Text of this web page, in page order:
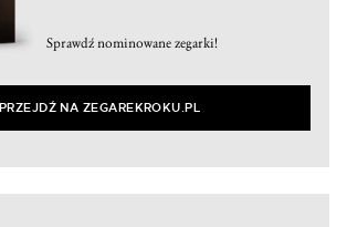
Sprawdź nominowane zegarki!
PRZEJDŹ NA ZEGAREKROKU.PL